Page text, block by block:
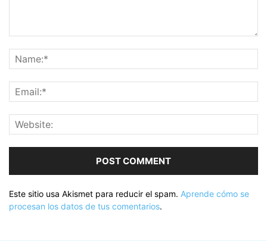
Este sitio usa Akismet para reducir el spam. Aprende cómo se
procesan los datos de tus comentarios.